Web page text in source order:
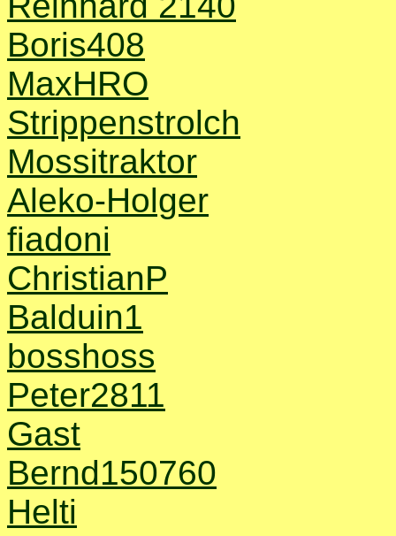
Boris408
MaxHRO
Strippenstrolch
Mossitraktor
Aleko-Holger
fiadoni
ChristianP
Balduin1
bosshoss
Peter2811
Gast
Bernd150760
Helti